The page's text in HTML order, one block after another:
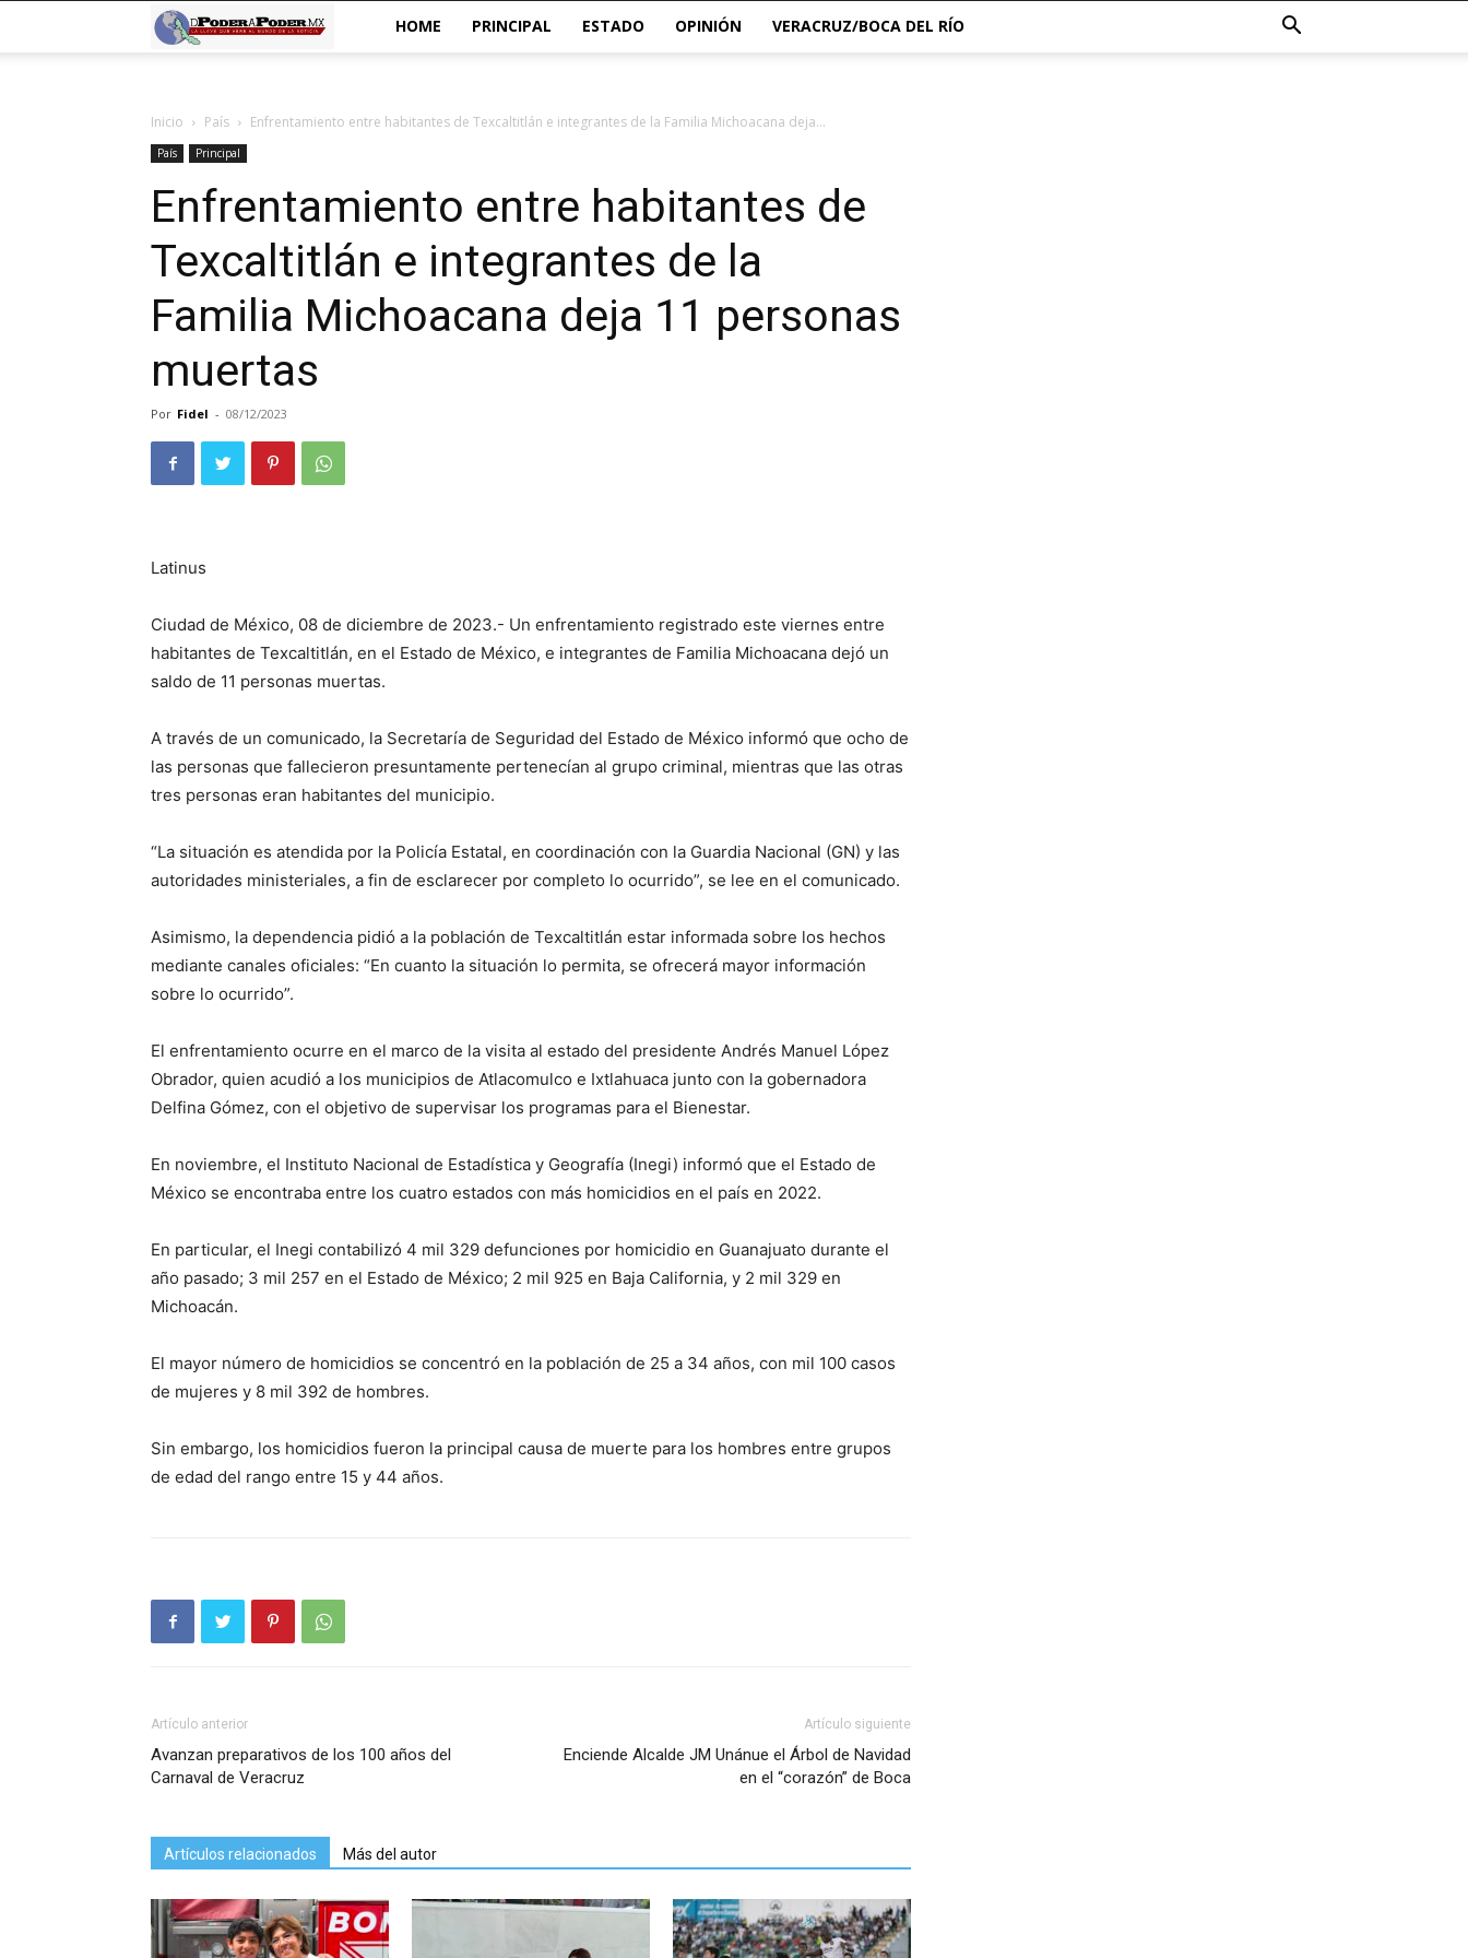
a
HOME PRINCIPAL ESTADO OPINIÓN VERACRUZ/BOCA DEL RÍO
Inicio País Enfrentamiento entre habitantes de Texcaltitlán e integrantes de la Familia Michoacana deja...
País Principal
Enfrentamiento entre habitantes de
Texcaltitlán e integrantes de la
Familia Michoacana deja 11 personas
muertas
Por Fidel - 08/12/2023
Latinus
Ciudad de México, 08 de diciembre de 2023.- Un enfrentamiento registrado este viernes entre
habitantes de Texcaltitlán, en el Estado de México, e integrantes de Familia Michoacana dejó un
saldo de 11 personas muertas.
A través de un comunicado, la Secretaría de Seguridad del Estado de México informó que ocho de
las personas que fallecieron presuntamente pertenecían al grupo criminal, mientras que las otras
tres personas eran habitantes del municipio.
“La situación es atendida por la Policía Estatal, en coordinación con la Guardia Nacional (GN) y las
autoridades ministeriales, a fin de esclarecer por completo lo ocurrido”, se lee en el comunicado.
Asimismo, la dependencia pidió a la población de Texcaltitlán estar informada sobre los hechos
mediante canales oficiales: “En cuanto la situación lo permita, se ofrecerá mayor información
sobre lo ocurrido”.
El enfrentamiento ocurre en el marco de la visita al estado del presidente Andrés Manuel López
Obrador, quien acudió a los municipios de Atlacomulco e Ixtlahuaca junto con la gobernadora
Delfina Gómez, con el objetivo de supervisar los programas para el Bienestar.
En noviembre, el Instituto Nacional de Estadística y Geografía (Inegi) informó que el Estado de
México se encontraba entre los cuatro estados con más homicidios en el país en 2022.
En particular, el Inegi contabilizó 4 mil 329 defunciones por homicidio en Guanajuato durante el
año pasado; 3 mil 257 en el Estado de México; 2 mil 925 en Baja California, y 2 mil 329 en
Michoacán.
El mayor número de homicidios se concentró en la población de 25 a 34 años, con mil 100 casos
de mujeres y 8 mil 392 de hombres.
Sin embargo, los homicidios fueron la principal causa de muerte para los hombres entre grupos
de edad del rango entre 15 y 44 años.
Artículo anterior
Avanzan preparativos de los 100 años del
Carnaval de Veracruz
Artículo siguiente
Enciende Alcalde JM Unánue el Árbol de Navidad
en el “corazón” de Boca
Artículos relacionados Más del autor